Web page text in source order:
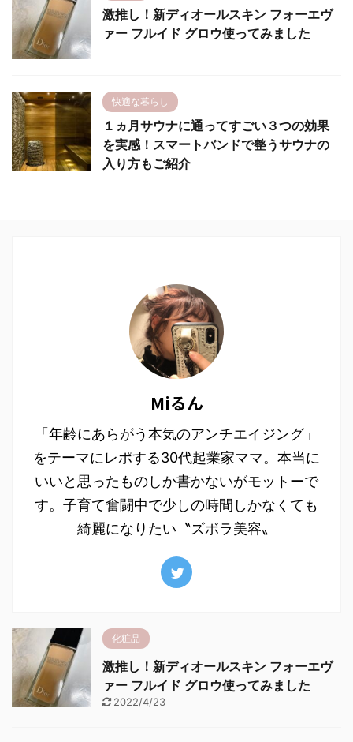
激推し！新ディオールスキン フォーエヴ
ァー フルイド グロウ使ってみました
快適な暮らし
１ヵ月サウナに通ってすごい３つの効果
を実感！スマートバンドで整うサウナの
入り方もご紹介
Miるん
「年齢にあらがう本気のアンチエイジング」
をテーマにレポする30代起業家ママ。本当に
いいと思ったものしか書かないがモットーで
す。子育て奮闘中で少しの時間しかなくても
綺麗になりたい〝ズボラ美容〟
化粧品
激推し！新ディオールスキン フォーエヴ
ァー フルイド グロウ使ってみました
2022/4/23